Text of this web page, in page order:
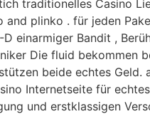
traditionelles Casino
plinko . für jeden
einarmiger Bandit ,
Die fluid bekommen
beide echtes
Internetseite für
und erstklassigen